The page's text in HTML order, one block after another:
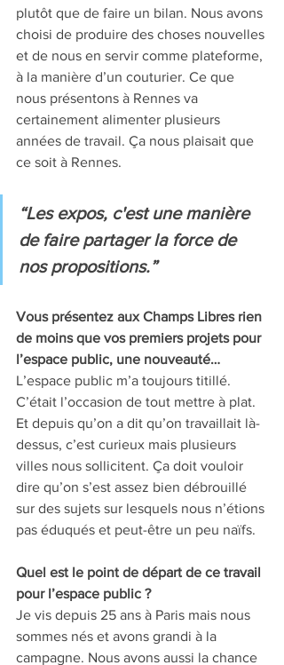
plutôt que de faire un bilan. Nous avons
choisi de produire des choses nouvelles
et de nous en servir comme plateforme,
à la manière d’un couturier. Ce que
nous présentons à Rennes va
certainement alimenter plusieurs
années de travail. Ça nous plaisait que
ce soit à Rennes.
“Les expos, c'est une manière
de faire partager la force de
nos propositions.”
Vous présentez aux Champs Libres rien
de moins que vos premiers projets pour
l’espace public, une nouveauté…
L’espace public m’a toujours titillé.
C’était l’occasion de tout mettre à plat.
Et depuis qu’on a dit qu’on travaillait là-
dessus, c’est curieux mais plusieurs
villes nous sollicitent. Ça doit vouloir
dire qu’on s’est assez bien débrouillé
sur des sujets sur lesquels nous n’étions
pas éduqués et peut-être un peu naïfs.
Quel est le point de départ de ce travail
pour l’espace public ?
Je vis depuis 25 ans à Paris mais nous
sommes nés et avons grandi à la
campagne. Nous avons aussi la chance